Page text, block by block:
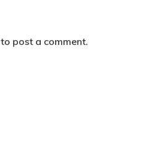
to post a comment.